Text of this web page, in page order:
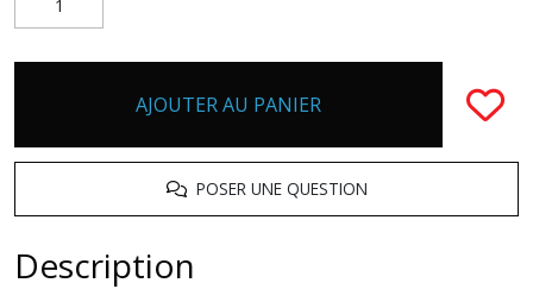
AJOUTER AU PANIER
POSER UNE QUESTION
Description